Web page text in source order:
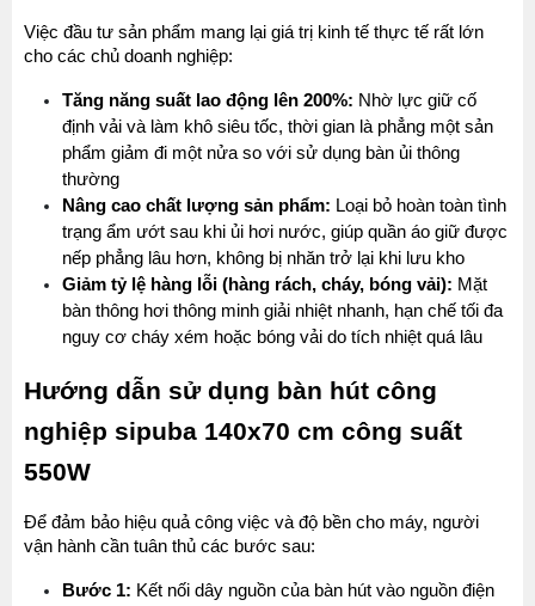
Việc đầu tư sản phẩm mang lại giá trị kinh tế thực tế rất lớn
cho các chủ doanh nghiệp:
Tăng năng suất lao động lên 200%: Nhờ lực giữ cố
định vải và làm khô siêu tốc, thời gian là phẳng một sản
phẩm giảm đi một nửa so với sử dụng bàn ủi thông
thường
Nâng cao chất lượng sản phẩm: Loại bỏ hoàn toàn tình
trạng ẩm ướt sau khi ủi hơi nước, giúp quần áo giữ được
nếp phẳng lâu hơn, không bị nhăn trở lại khi lưu kho
Giảm tỷ lệ hàng lỗi (hàng rách, cháy, bóng vải): Mặt
bàn thông hơi thông minh giải nhiệt nhanh, hạn chế tối đa
nguy cơ cháy xém hoặc bóng vải do tích nhiệt quá lâu
Hướng dẫn sử dụng bàn hút công
nghiệp sipuba 140x70 cm công suất
550W
Để đảm bảo hiệu quả công việc và độ bền cho máy, người
vận hành cần tuân thủ các bước sau:
Bước 1: Kết nối dây nguồn của bàn hút vào nguồn điện